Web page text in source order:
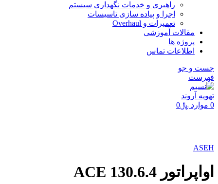
راهبری و خدمات نگهداری سیستم
اجرا و پیاده سازی تاسیسات
تعمیرات و Overhaul
مقالات آموزشی
پروژه ها
اطلاعات تماس
جست و جو
فهرست
0 موارد ﷼0
ASEH
اواپراتور ACE 130.6.4